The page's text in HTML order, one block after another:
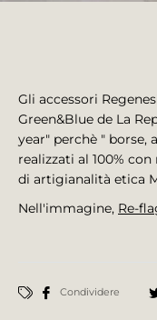
Gli accessori
Green&Blue de La
year" perchè "
realizzati al 100%
di artigianalità etica
Nell'immagine, Re-
Condividere